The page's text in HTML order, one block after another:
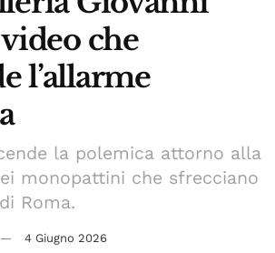
che
l’allarme
la polemica attorno alla
monopattini che sfrecciano
Roma.
4 Giugno 2026